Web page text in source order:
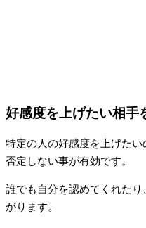
好感度を上げたい相手
特定の人の好感度を上げた
否定しない事が有効です。
誰でも自分を認めてくれた
がります。